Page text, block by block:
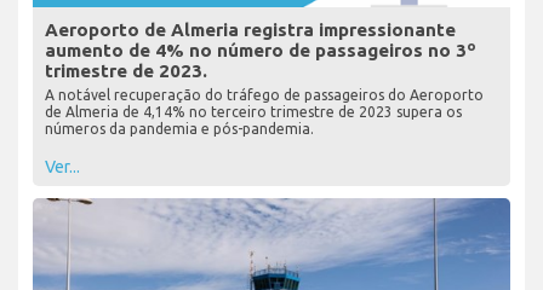
Aeroporto de Almeria registra impressionante
aumento de 4% no número de passageiros no 3º
trimestre de 2023.
A notável recuperação do tráfego de passageiros do Aeroporto
de Almeria de 4,14% no terceiro trimestre de 2023 supera os
números da pandemia e pós-pandemia.
Ver...